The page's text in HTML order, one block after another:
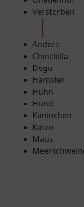
Verstorben
Andere
Chinchilla
Degu
Hamster
Huhn
Hund
Kaninchen
Katze
Maus